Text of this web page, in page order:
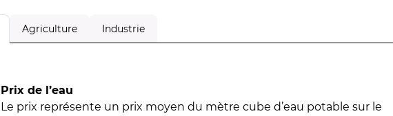
Agriculture Industrie
Prix de l’eau
Le prix représente un prix moyen du mètre cube d’eau potable sur le